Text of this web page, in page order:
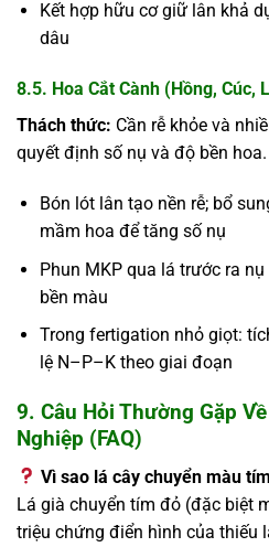
Kết hợp hữu cơ giữ lân khả
dâu
8.5. Hoa Cắt Cành (Hồng, Cúc,
Thách thức: Cần rễ khỏe và
quyết định số nụ và độ bền hoa.
Bón lót lân tạo nền rễ; bổ
mầm hoa để tăng số nụ
Phun MKP qua lá trước ra
bền màu
Trong fertigation nhỏ giọt:
lệ N–P–K theo giai đoạn
9. Câu Hỏi Thường Gặp
Nghiệp (FAQ)
Vì sao lá cây chuyển màu
Lá già chuyển tím đỏ (đặc biệt
triệu chứng điển hình của thiếu